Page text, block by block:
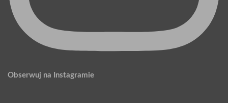
Obserwuj na Instagramie